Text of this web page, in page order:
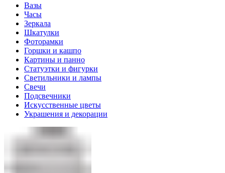
Вазы
Часы
Зеркала
Шкатулки
Фоторамки
Горшки и кашпо
Картины и панно
Статуэтки и фигурки
Светильники и лампы
Свечи
Подсвечники
Искусственные цветы
Украшения и декорации